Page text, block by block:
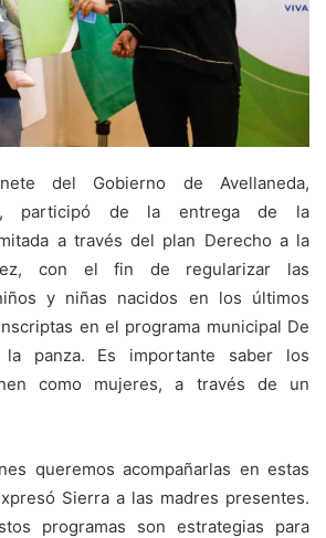
del Gobierno de Avellaneda,
participó de la entrega de la
a través del plan Derecho a la
con el fin de regularizar las
y niñas nacidos en los últimos
en el programa municipal De
la panza. Es importante saber los
como mujeres, a través de un
queremos acompañarlas en estas
Sierra a las madres presentes.
programas son estrategias para